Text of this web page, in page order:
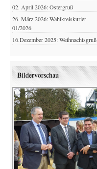
02. April 2026: Ostergruß
26. März 2026: Wahlkreiskurier
01/2026
16.Dezember 2025: Weihnachtsgruß
Bildervorschau